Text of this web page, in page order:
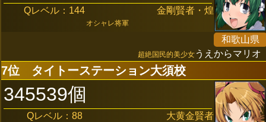
Qレベル：144 金剛賢者・煌
オシャレ将軍
和歌山県
超絶国民的美少女 うえからマリオ
7位 タイトーステーション大須校
345539個
Qレベル：88 大黄金賢者